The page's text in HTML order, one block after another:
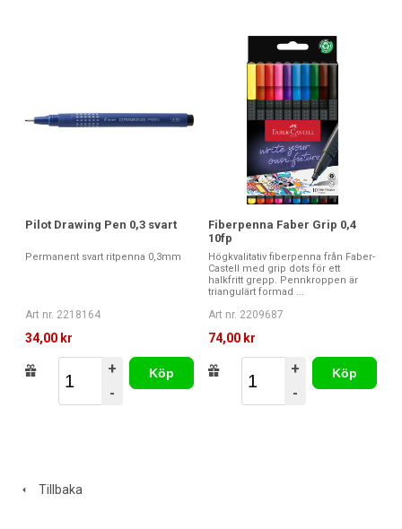
Pilot Drawing Pen 0,3 svart
Permanent svart ritpenna 0,3mm
Art nr. 2218164
34,00 kr
+
-
Köp
Fiberpenna Faber Grip 0,4
10fp
Högkvalitativ fiberpenna från Faber-
Castell med grip dots för ett
halkfritt grepp. Pennkroppen är
triangulärt formad ...
Art nr. 2209687
74,00 kr
+
-
Köp
Tillbaka